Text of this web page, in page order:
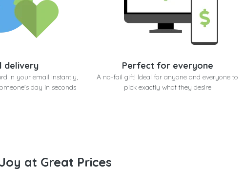
delivery
in your email instantly,
day in seconds
Perfect for everyone
A no-fail gift! Ideal for anyone and everyone to
pick exactly what they desire
at Great Prices